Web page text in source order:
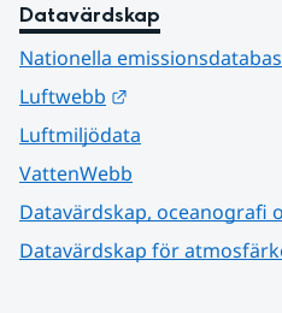
Datavärdskap
Nationella
Luftwebb
Luftmiljödata
VattenWebb
Datavärdskap, oceanografi
Datavärdskap för